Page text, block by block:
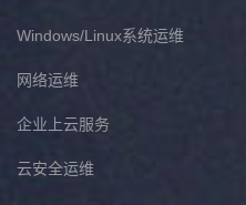
Windows/Linux系统运维
网络运维
企业上云服务
云安全运维